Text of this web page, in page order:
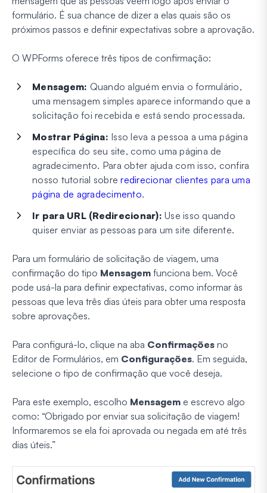
formulário. É sua chance de dizer a elas quais são os
próximos passos e definir expectativas sobre a aprovação.
O WPForms oferece três tipos de confirmação:
Mensagem: Quando alguém envia o formulário,
uma mensagem simples aparece informando que a
solicitação foi recebida e está sendo processada.
Mostrar Página: Isso leva a pessoa a uma página
específica do seu site, como uma página de
agradecimento. Para obter ajuda com isso, confira
nosso tutorial sobreredirecionar clientes para uma
página de agradecimento.
Ir para URL (Redirecionar): Use isso quando
quiser enviar as pessoas para um site diferente.
Para um formulário de solicitação de viagem, uma
confirmação do tipo Mensagem funciona bem. Você
pode usá-la para definir expectativas, como informar às
pessoas que leva três dias úteis para obter uma resposta
sobre aprovações.
Para configurá-lo, clique na aba Confirmações no
Editor de Formulários, em Configurações. Em seguida,
selecione o tipo de confirmação que você deseja.
Para este exemplo, escolho Mensagem e escrevo algo
como: “Obrigado por enviar sua solicitação de viagem!
Informaremos se ela foi aprovada ou negada em até três
dias úteis.”